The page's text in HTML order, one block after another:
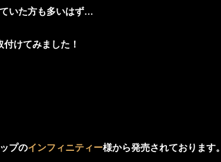
いた方も多いはず…
付けてみました！
プのインフィニティー様から発売されております。